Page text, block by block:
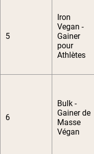
5
Iron
Vegan -
Gainer
pour
Athlètes
6
Bulk -
Gainer de
Masse
Végan